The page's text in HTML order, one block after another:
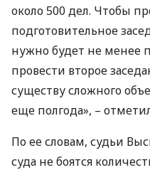
около 500 дел. Чтобы
подготовительное
нужно будет не менее
провести второе
существу сложного
еще полгода», –
По ее словам, судьи
суда не боятся